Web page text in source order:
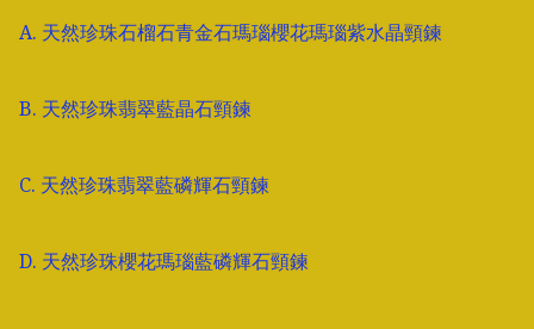
A. 天然珍珠石榴石青金石瑪瑙櫻花瑪瑙紫水晶頸鍊
B. 天然珍珠翡翠藍晶石頸鍊
C. 天然珍珠翡翠藍磷輝石頸鍊